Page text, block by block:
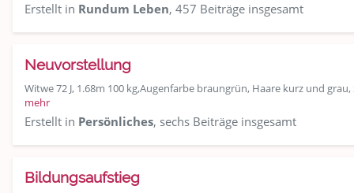
Erstellt in Rundum Leben, 457 Beiträge insgesamt
Neuvorstellung
Witwe 72 J, 1.68m 100 kg,Augenfarbe braungrün, Haare kurz und
mehr
Erstellt in Persönliches, sechs Beiträge insgesamt
Bildungsaufstieg